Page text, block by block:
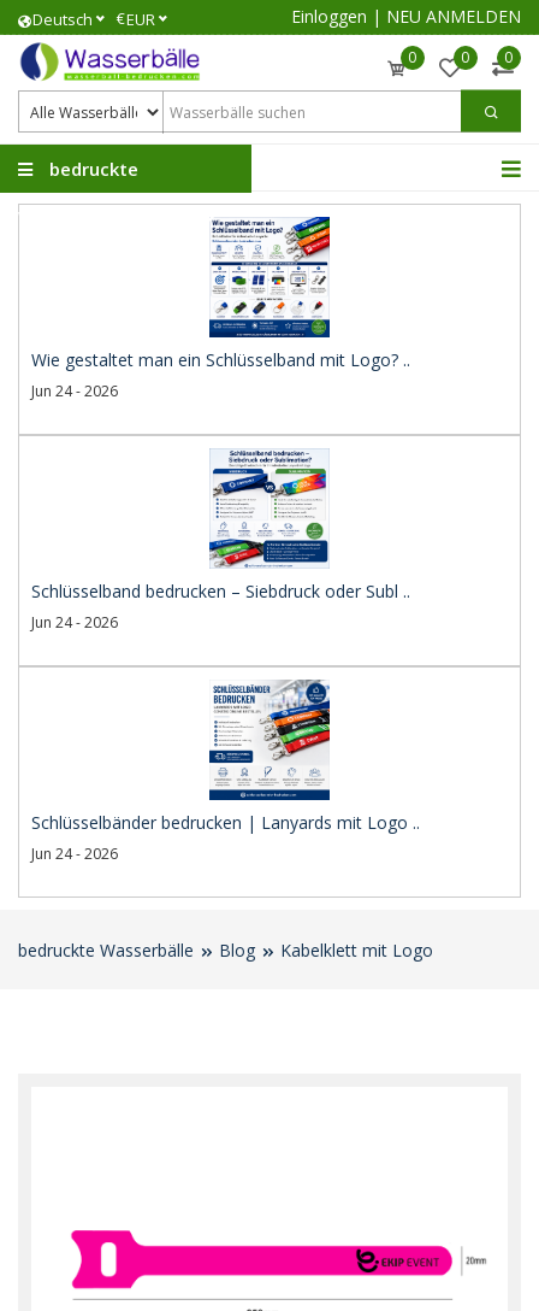
Deutsch €EUR Einloggen | NEU ANMELDEN
0 0 0
bedruckte
Wasserbälle
Wie gestaltet man ein Schlüsselband mit Logo? ..
Jun 24 - 2026
Schlüsselband bedrucken – Siebdruck oder Subl ..
Jun 24 - 2026
Schlüsselbänder bedrucken | Lanyards mit Logo ..
Jun 24 - 2026
bedruckte Wasserbälle Blog Kabelklett mit Logo